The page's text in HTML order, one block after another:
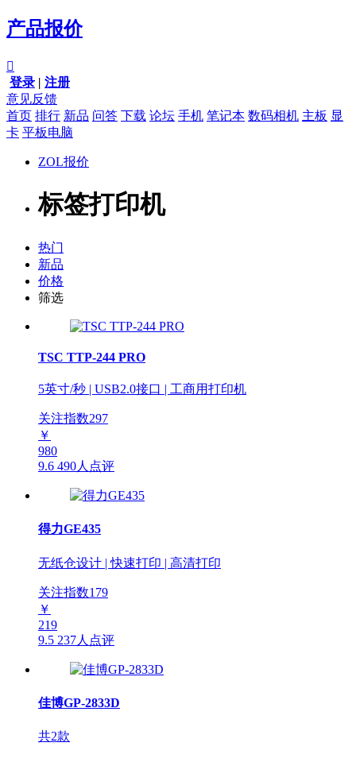
产品报价

登录 | 注册
意见反馈
首页 排行 新品 问答 下载 论坛 手机 笔记本 数码相机 主板 显
卡 平板电脑
ZOL报价
标签打印机
热门
新品
价格
筛选
TSC TTP-244 PRO
5英寸/秒 | USB2.0接口 | 工商用打印机
关注指数297
￥
980
9.6 490人点评
得力GE435
无纸仓设计 | 快速打印 | 高清打印
关注指数179
￥
219
9.5 237人点评
佳博GP-2833D
共2款